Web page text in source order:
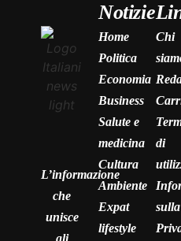
L’informazione
che
unisce
Notizie
Home
Politica
Economia
Business
Salute e
medicina
Cultura
Ambiente
Expat
lifestyle
Chi
di
sulla